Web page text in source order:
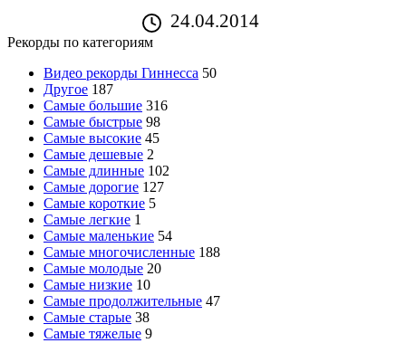
24.04.2014
Рекорды по категориям
Видео рекорды Гиннесса 50
Другое 187
Самые большие 316
Самые быстрые 98
Самые высокие 45
Самые дешевые 2
Самые длинные 102
Самые дорогие 127
Самые короткие 5
Самые легкие 1
Самые маленькие 54
Самые многочисленные 188
Самые молодые 20
Самые низкие 10
Самые продолжительные 47
Самые старые 38
Самые тяжелые 9